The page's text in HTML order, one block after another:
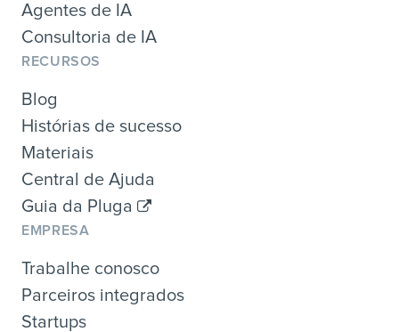
Agentes de IA
Consultoria de IA
RECURSOS
Blog
Histórias de sucesso
Materiais
Central de Ajuda
Guia da Pluga
EMPRESA
Trabalhe conosco
Parceiros integrados
Startups